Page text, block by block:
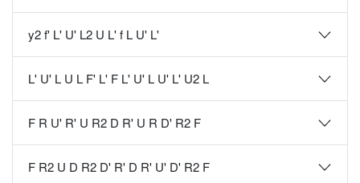
y2 f' L' U' L2 U L' f L U' L'
L' U' L U L F' L' F L' U' L U' L' U2 L
F R U' R' U R2 D R' U R D' R2 F
F R2 U D R2 D' R' D R' U' D' R2 F